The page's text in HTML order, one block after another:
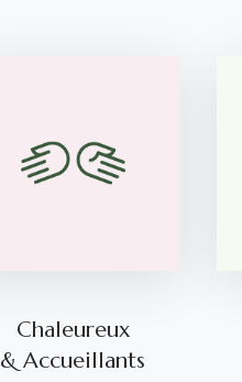
Chaleureux
& Accueillants